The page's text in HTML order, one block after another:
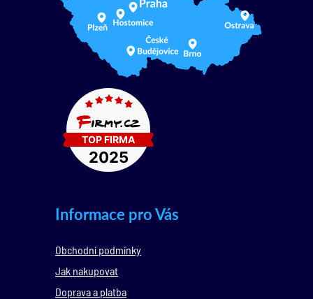
Informace pro Vás
Obchodní podmínky
Jak nakupovat
Doprava a platba